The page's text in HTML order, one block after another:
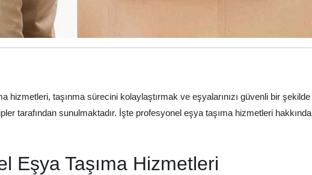
hizmetleri, taşınma sürecini kolaylaştırmak ve eşyalarınızı güvenli bir şekilde
tarafından sunulmaktadır. İşte profesyonel eşya taşıma hizmetleri hakkında
Eşya Taşıma Hizmetleri